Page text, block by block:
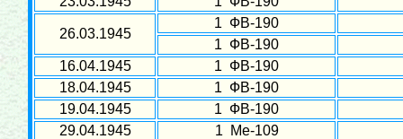
26.03.1945
1 ФВ-190
1 ФВ-190
16.04.1945
1 ФВ-190
18.04.1945
1 ФВ-190
19.04.1945
1 ФВ-190
29.04.1945
1 Ме-109